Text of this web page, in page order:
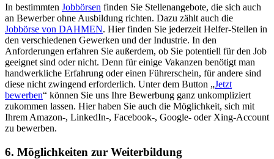
In bestimmten Jobbörsen finden Sie Stellenangebote, die sich auch
an Bewerber ohne Ausbildung richten. Dazu zählt auch die
Jobbörse von DAHMEN. Hier finden Sie jederzeit Helfer-Stellen in
den verschiedenen Gewerken und der Industrie. In den
Anforderungen erfahren Sie außerdem, ob Sie potentiell für den Job
geeignet sind oder nicht. Denn für einige Vakanzen benötigt man
handwerkliche Erfahrung oder einen Führerschein, für andere sind
diese nicht zwingend erforderlich. Unter dem Button „Jetzt
bewerben“ können Sie uns Ihre Bewerbung ganz unkompliziert
zukommen lassen. Hier haben Sie auch die Möglichkeit, sich mit
Ihrem Amazon-, LinkedIn-, Facebook-, Google- oder Xing-Account
zu bewerben.
6. Möglichkeiten zur Weiterbildung